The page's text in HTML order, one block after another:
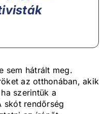
sem hátrált meg.
az otthonában, akik
szerintük a
skót rendőrség